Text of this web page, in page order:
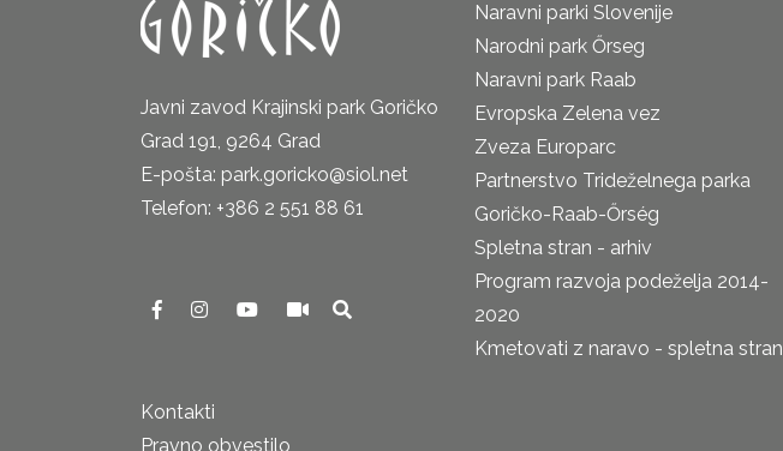
Javni zavod Krajinski park Goričko
Grad 191, 9264 Grad
E-pošta: park.goricko@siol.net
Telefon: +386 2 551 88 61
Kontakti
Pravno obvestilo
Naravni parki Slovenije
Narodni park Őrseg
Naravni park Raab
Evropska Zelena vez
Zveza Europarc
Partnerstvo Trideželnega parka
Goričko-Raab-Őrség
Spletna stran - arhiv
Program razvoja podeželja 2014-
2020
Kmetovati z naravo - spletna stran